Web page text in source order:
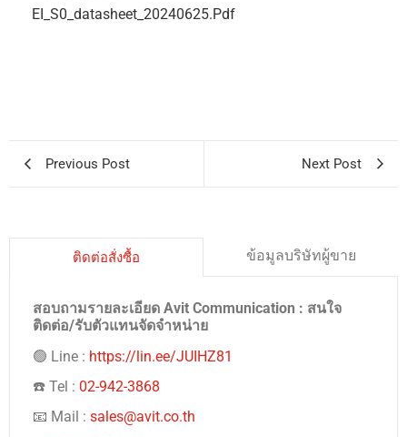
EI_S0_datasheet_20240625.pdf
Previous Post Next Post
ติดต่อสั่งซื้อ ข้อมูลบริษัทผู้ขาย
สอบถามรายละเอียด Avit Communication : สนใจ
ติดต่อ/รับตัวแทนจัดจำหน่าย
🟢 Line : https://lin.ee/JUIHZ81
☎️ Tel : 02-942-3868
📧 Mail : sales@avit.co.th